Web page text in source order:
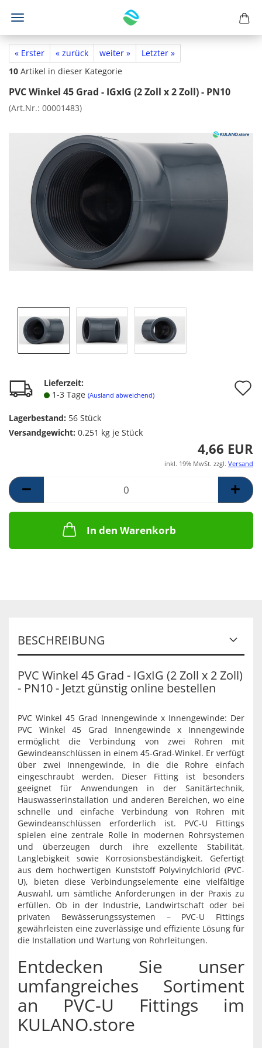
« Erster « zurück weiter »
Letzter »
10 Artikel in dieser Kategorie
PVC Winkel 45 Grad - IGxIG (2 Zoll x 2 Zoll) - PN10
(Art.Nr.: 00001483)
Lieferzeit:
1-3 Tage (Ausland abweichend)
Lagerbestand: 56 Stück
Versandgewicht: 0.251 kg je Stück
4,66 EUR
inkl. 19% MwSt. zzgl. Versand
In den Warenkorb
BESCHREIBUNG
PVC Winkel 45 Grad - IGxIG (2 Zoll x 2 Zoll)
- PN10 - Jetzt günstig online bestellen
PVC Winkel 45 Grad Innengewinde x Innengewinde: Der
PVC Winkel 45 Grad Innengewinde x Innengewinde
ermöglicht die Verbindung von zwei Rohren mit
Gewindeanschlüssen in einem 45-Grad-Winkel. Er verfügt
über zwei Innengewinde, in die die Rohre einfach
eingeschraubt werden. Dieser Fitting ist besonders
geeignet für Anwendungen in der Sanitärtechnik,
Hauswasserinstallation und anderen Bereichen, wo eine
schnelle und einfache Verbindung von Rohren mit
Gewindeanschlüssen erforderlich ist. PVC-U Fittings
spielen eine zentrale Rolle in modernen Rohrsystemen
und überzeugen durch ihre exzellente Stabilität,
Langlebigkeit sowie Korrosionsbeständigkeit. Gefertigt
aus dem hochwertigen Kunststoff Polyvinylchlorid (PVC-
U), bieten diese Verbindungselemente eine vielfältige
Auswahl, um sämtliche Anforderungen in der Praxis zu
erfüllen. Ob in der Industrie, Landwirtschaft oder bei
privaten Bewässerungssystemen – PVC-U Fittings
gewährleisten eine zuverlässige und effiziente Lösung für
die Installation und Wartung von Rohrleitungen.
Entdecken Sie unser
umfangreiches Sortiment
an PVC-U Fittings im
KULANO.store